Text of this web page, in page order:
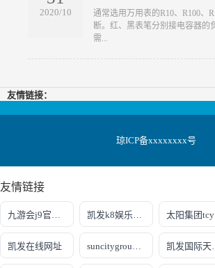
2020/10
通常选用万用表的R10、R100、
断。红、黑表笔分别接电容器的
需...
友情链接：
琼ICP备xxxxxxxx号
友情链接
凯发在线网址